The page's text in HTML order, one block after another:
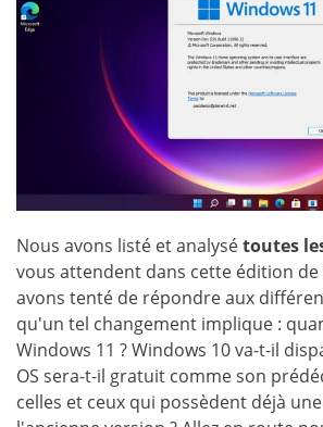
Nous avons listé et analysétoutes
vous attendent dans cette édition de
avons tenté de répondre aux
qu'un tel changement implique :
Windows 11 ? Windows 10 va-t-il
OS sera-t-il gratuit comme son
celles et ceux qui possèdent déjà